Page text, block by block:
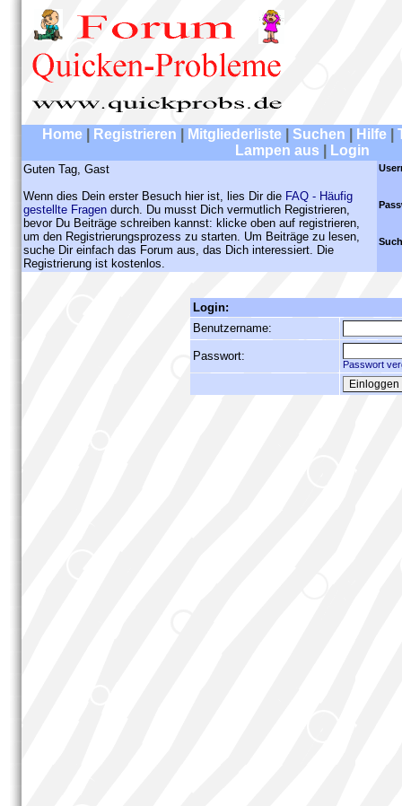
Home Registrieren Mitgliederliste Suchen Hilfe
Lampen aus
Login
Guten Tag, Gast
Wenn dies Dein erster Besuch hier ist, lies Dir die FAQ - Häufig
gestellte Fragen durch. Du musst Dich vermutlich Registrieren,
bevor Du Beiträge schreiben kannst: klicke oben auf registrieren,
um den Registrierungsprozess zu starten. Um Beiträge zu lesen,
suche Dir einfach das Forum aus, das Dich interessiert. Die
Registrierung ist kostenlos.
Login:
Benutzername:
Passwort:
Passwort